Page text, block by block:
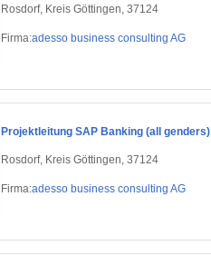
Rosdorf, Kreis Göttingen, 37124
Firma:adesso business consulting AG
Projektleitung SAP Banking (all genders)
Rosdorf, Kreis Göttingen, 37124
Firma:adesso business consulting AG